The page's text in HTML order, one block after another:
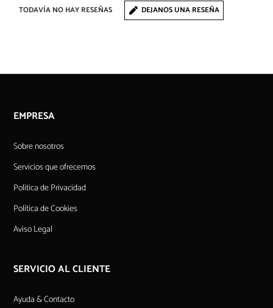
TODAVÍA NO HAY RESEÑAS DEJANOS UNA RESEÑA
EMPRESA
Sobre nosotros
Servicios que ofrecemos
Política de Privacidad
Política de Cookies
Aviso Legal
SERVICIO AL CLIENTE
Ayuda & Contacto